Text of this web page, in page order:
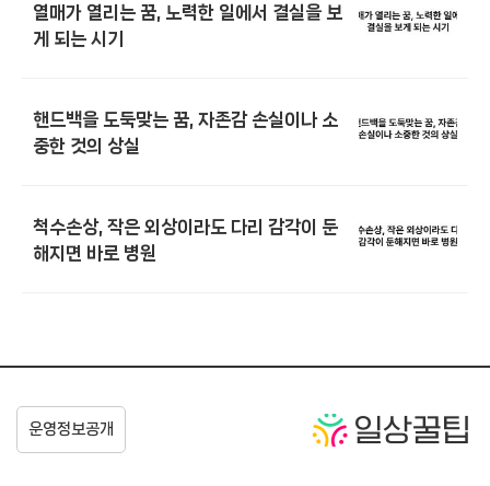
열매가 열리는 꿈, 노력한 일에서 결실을 보
게 되는 시기
핸드백을 도둑맞는 꿈, 자존감 손실이나 소
중한 것의 상실
척수손상, 작은 외상이라도 다리 감각이 둔
해지면 바로 병원